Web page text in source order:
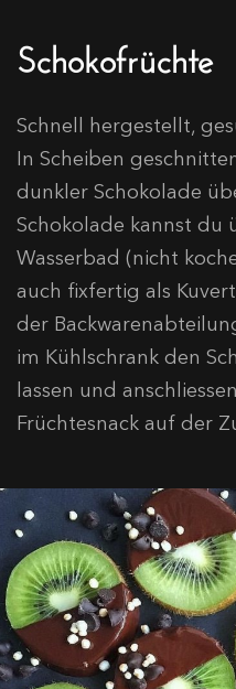
Schokofrüchte
Schnell hergestellt,
In Scheiben
dunkler Schokolade
Schokolade kannst du
Wasserbad (nicht
auch fixfertig als
der
im Kühlschrank den
lassen und
Früchtesnack auf der